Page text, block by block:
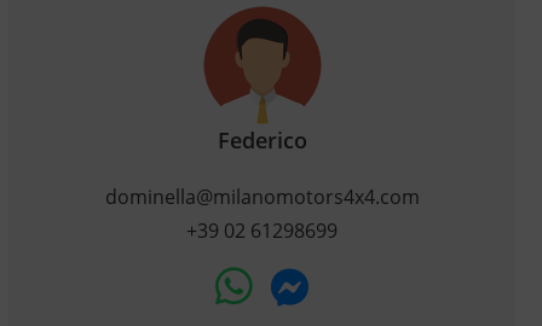
Federico
dominella@milanomotors4x4.com
+39 02 61298699